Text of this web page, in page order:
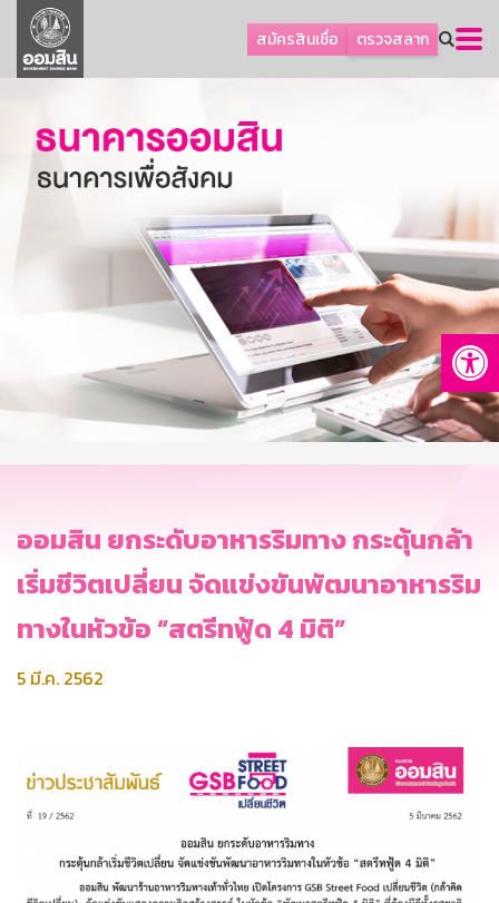
สมัครสินเชื่อ ตรวจสลาก
ลูกค้าธุรกิจ
ลูกค้าผู้ประกอบรายย่อย
ออมเพื่อสุข
เกี่ยวกับธนาคาร
การพัฒนาที่ยั่งยืน
บริการทางการเงิน
ติดต่อเรา
บริการออนไลน์
TH
EN
ออมสิน ยกระดับอาหารริมทาง กระตุ้นกล้า
เริ่มชีวิตเปลี่ยน จัดแข่งขันพัฒนาอาหารริม
ทางในหัวข้อ “สตรีทฟู้ด 4 มิติ”
5 มี.ค. 2562